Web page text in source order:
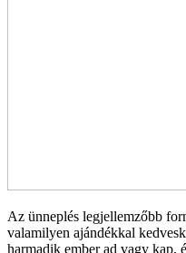
Az ünneplés legjellemzőbb
valamilyen ajándékkal
harmadik ember ad vagy kap,